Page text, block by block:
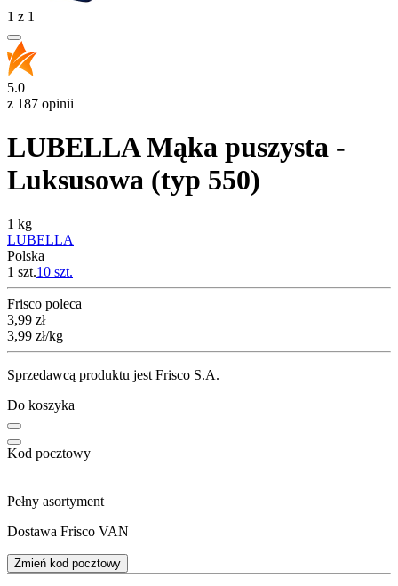
1 z 1
5.0
z 187 opinii
LUBELLA Mąka puszysta -
Luksusowa (typ 550)
1 kg
LUBELLA
Polska
1 szt.10 szt.
Frisco poleca
Cena
3,99 zł
3,99 zł/kg
Sprzedawcą produktu jest Frisco S.A.
Do koszyka
Kod pocztowy
Pełny asortyment
Dostawa Frisco VAN
Zmień kod pocztowy